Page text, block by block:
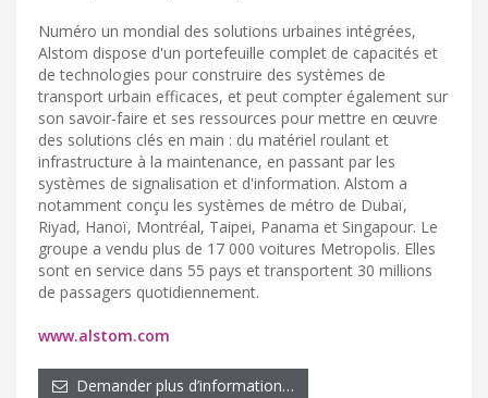
Numéro un mondial des solutions urbaines intégrées,
Alstom dispose d'un portefeuille complet de capacités et
de technologies pour construire des systèmes de
transport urbain efficaces, et peut compter également sur
son savoir-faire et ses ressources pour mettre en œuvre
des solutions clés en main : du matériel roulant et
infrastructure à la maintenance, en passant par les
systèmes de signalisation et d'information. Alstom a
notamment conçu les systèmes de métro de Dubaï,
Riyad, Hanoï, Montréal, Taipei, Panama et Singapour. Le
groupe a vendu plus de 17 000 voitures Metropolis. Elles
sont en service dans 55 pays et transportent 30 millions
de passagers quotidiennement.
www.alstom.com
Demander plus d’information…